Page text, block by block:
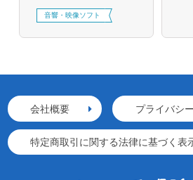
音響・映像ソフト
会社概要 プライバシ
特定商取引に関する法律に基づく表